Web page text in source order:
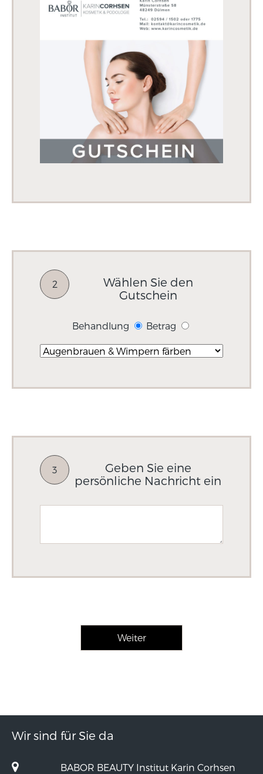
2
Wählen Sie den
Gutschein
Behandlung Betrag
3
Geben Sie eine
persönliche Nachricht ein
Wir sind für Sie da
BABOR BEAUTY Institut Karin Corhsen